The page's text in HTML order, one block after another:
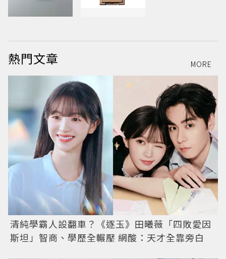
熱門文章 MORE
清純學霸人設翻車？《逐玉》田曦薇「四敗愛因
斯坦」智商、學歷全輾壓 網酸：天才全靠旁白